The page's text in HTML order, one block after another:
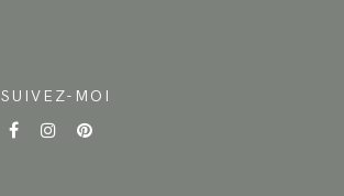
SUIVEZ-MOI